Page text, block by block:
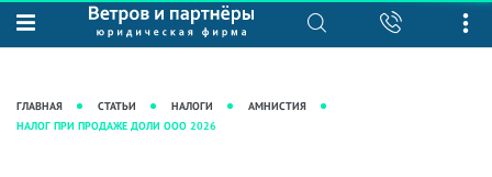
О нас
Рекомендации
Юридические услуги
Интеллектуальная собственность
База знаний
практики"
ГЛАВНАЯ СТАТЬИ НАЛОГИ
АМНИСТИЯ
НАЛОГ ПРИ ПРОДАЖЕ ДОЛИ ООО 2026